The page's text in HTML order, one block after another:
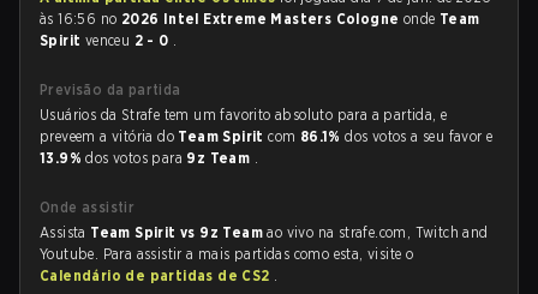
às 16:56 no 2026 Intel Extreme Masters Cologne onde Team
Spirit venceu 2 - 0 .
Previsão da partida
Usuários da Strafe tem um favorito absoluto para a partida, e
preveem a vitória do Team Spiritcom 86.1%dos votos a seu favor e
13.9%dos votos para 9z Team .
Onde assistir
Assista Team Spirit vs 9z Teamao vivo na strafe.com, Twitch and
Youtube. Para assistir a mais partidas como esta, visite o
Calendário de partidas de CS2 .